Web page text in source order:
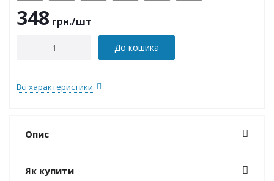
348 грн./шт
До кошика
Всі характеристики
Опис
Як купити